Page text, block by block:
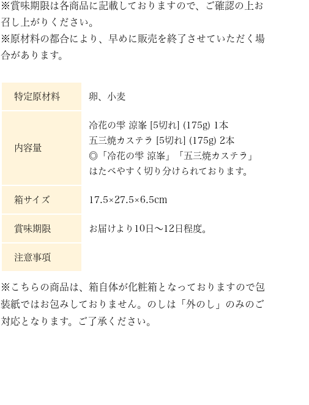
※賞味期限は各商品に記載しておりますので、ご確認の上お
召し上がりください。
※原材料の都合により、早めに販売を終了させていただく場
合があります。
特定原材料 卵、小麦
内容量
冷花の雫 涼峯 [5切れ] (175g) 1本
五三焼カステラ [5切れ] (175g) 2本
◎「冷花の雫 涼峯」「五三焼カステラ」
はたべやすく切り分けられております。
箱サイズ 17.5×27.5×6.5cm
賞味期限 お届けより10日～12日程度。
注意事項
※こちらの商品は、箱自体が化粧箱となっておりますので包
装紙ではお包みしておりません。のしは「外のし」のみのご
対応となります。ご了承ください。